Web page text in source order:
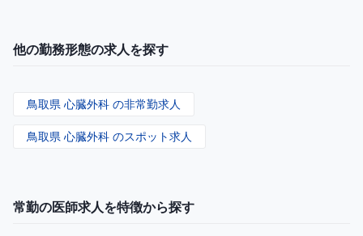
他の勤務形態の求人を探す
鳥取県 心臓外科 の非常勤求人
鳥取県 心臓外科 のスポット求人
常勤の医師求人を特徴から探す